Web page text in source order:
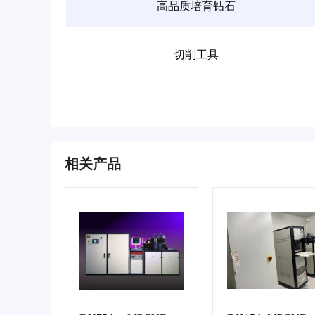
高品质培育钻石
切削工具
相关产品